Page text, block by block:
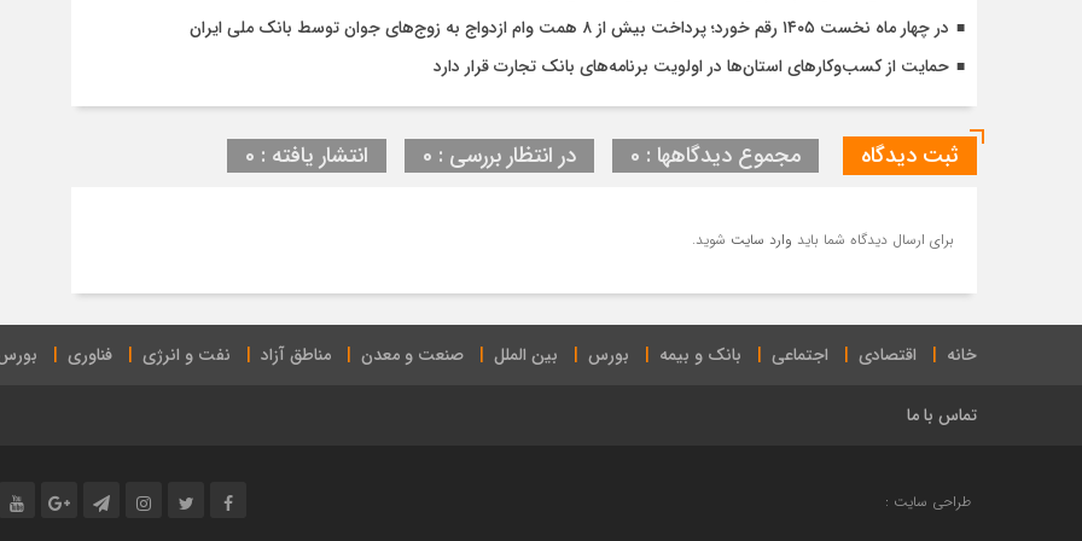
در چهار ماه نخست ۱۴۰۵ رقم خورد؛ پرداخت بیش از ۸ همت وام ازدواج به زوج‌های جوان توسط بانک ملی ایران
حمایت از کسب‌وکارهای استان‌ها در اولویت برنامه‌های بانک تجارت قرار دارد
ثبت دیدگاه مجموع دیدگاهها : 0 در انتظار بررسی : 0 انتشار یافته : 0
برای ارسال دیدگاه شما باید وارد سایت شوید.
خانه اقتصادی اجتماعی بانک و بیمه بورس بین الملل صنعت و معدن مناطق آزاد نفت و انرژی فناوری
تماس با ما
طراحی سایت :